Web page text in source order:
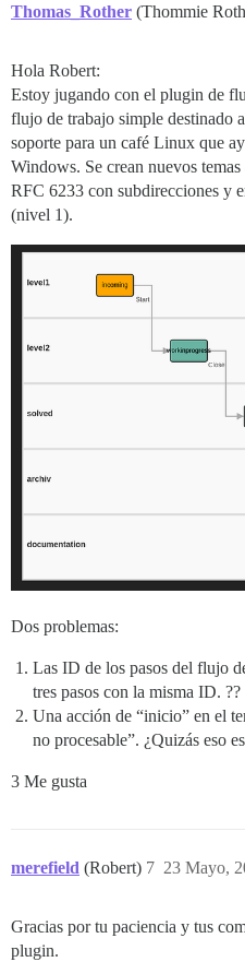
Thomas_Rother (Thommie
Hola Robert:
Estoy jugando con el plugin de
flujo de trabajo simple destinado
soporte para un café Linux que
Windows. Se crean nuevos
RFC 6233 con subdirecciones y
(nivel 1).
Dos problemas:
Las ID de los pasos del flujo
tres pasos con la misma ID. ??
Una acción de “inicio” en el
no procesable”. ¿Quizás eso
3 Me gusta
merefield (Robert) 23 Mayo,
7
Gracias por tu paciencia y tus
plugin.